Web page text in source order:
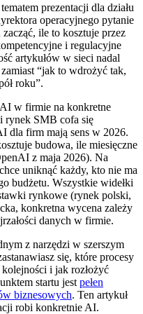
prezentacji dla działu
operacyjnego pytanie
ile to kosztuje przez
i regulacyjne
artykułów w sieci nadal
“jak to wdrożyć tak,
roku”.
w firmie na konkretne
rynek SMB cofa się
dla firm mają sens w 2026.
budowa, ile miesięczne
z maja 2026). Na
uniknąć każdy, kto nie ma
budżetu. Wszystkie widełki
rynkowe (rynek polski,
konkretna wycena zależy
danych w firmie.
z narzędzi w szerszym
się, które procesy
i jak rozłożyć
startu jest pełen
biznesowych. Ten artykuł
robi konkretnie AI.